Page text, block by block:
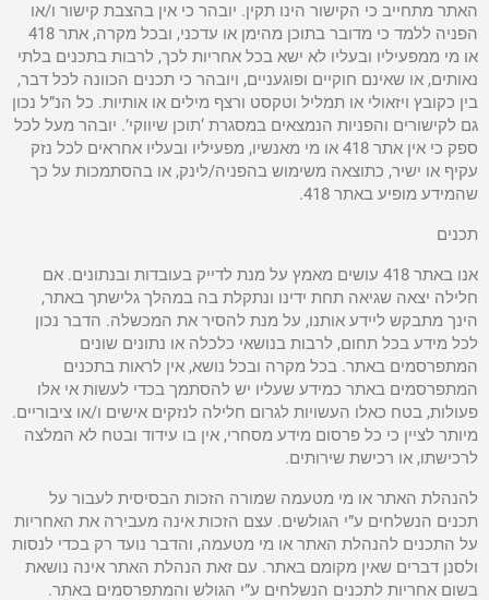
האתר מתחייב כי הקישור הינו תקין. יובהר כי אין בהצבת קישור ו/או
הפניה ללמד כי מדובר בתוכן מהימן או עדכני, ובכל מקרה, אתר 418
או מי ממפעיליו ובעליו לא ישא בכל אחריות לכך, לרבות בתכנים בלתי
נאותים, או שאינם חוקיים ופוגעניים, ויובהר כי תכנים הכוונה לכל דבר,
בין כקובץ ויזאולי או תמליל וטקסט ורצף מילים או אותיות. כל הנ”ל נכון
גם לקישורים והפניות הנמצאים במסגרת ‘תוכן שיווקי’. יובהר מעל לכל
ספק כי אין אתר 418 או מי מאנשיו, מפעיליו ובעליו אחראים לכל נזק
עקיף או ישיר, כתוצאה משימוש בהפניה/לינק, או בהסתמכות על כך
שהמידע מופיע באתר 418.
תכנים
אנו באתר 418 עושים מאמץ על מנת לדייק בעובדות ובנתונים. אם
חלילה יצאה שגיאה תחת ידינו ונתקלת בה במהלך גלישתך באתר,
הינך מתבקש ליידע אותנו, על מנת להסיר את המכשלה. הדבר נכון
לכל מידע בכל תחום, לרבות בנושאי כלכלה או נתונים שונים
המתפרסמים באתר. בכל מקרה ובכל נושא, אין לראות בתכנים
המתפרסמים באתר כמידע שעליו יש להסתמך בכדי לעשות אי אלו
פעולות, בטח כאלו העשויות לגרום חלילה לנזקים אישים ו/או ציבוריים.
מיותר לציין כי כל פרסום מידע מסחרי, אין בו עידוד ובטח לא המלצה
לרכישתו, או רכישת שירותים.
להנהלת האתר או מי מטעמה שמורה הזכות הבסיסית לעבור על
תכנים הנשלחים ע”י הגולשים. עצם הזכות אינה מעבירה את האחריות
על התכנים להנהלת האתר או מי מטעמה, והדבר נועד רק בכדי לנסות
ולסנן דברים שאין מקומם באתר. עם זאת הנהלת האתר אינה נושאת
בשום אחריות לתכנים הנשלחים ע”י הגולש והמתפרסמים באתר.